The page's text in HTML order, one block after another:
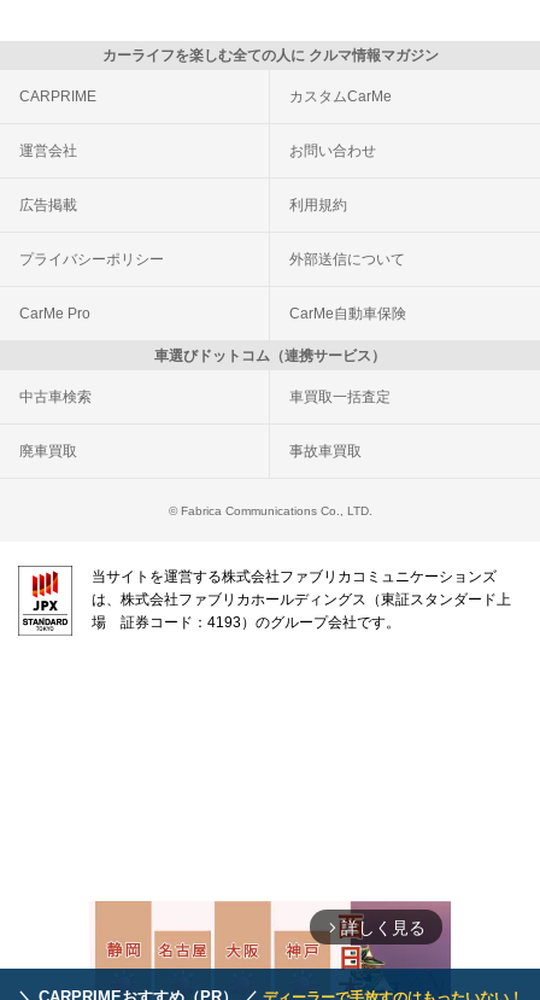
カーライフを楽しむ全ての人に クルマ情報マガジン
CARPRIME カスタムCarMe
運営会社 お問い合わせ
広告掲載 利用規約
プライバシーポリシー 外部送信について
CarMe Pro CarMe自動車保険
車選びドットコム（連携サービス）
中古車検索 車買取一括査定
廃車買取 事故車買取
© Fabrica Communications Co., LTD.
当サイトを運営する株式会社ファブリカコミュニケーションズ
は、株式会社ファブリカホールディングス（東証スタンダード上
場 証券コード：4193）のグループ会社です。
arrow_forward_ios 詳しく見る